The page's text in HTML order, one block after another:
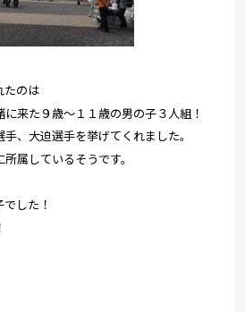
たのは
来た９歳～１１歳の男の子３人組！
、大迫選手を挙げてくれました。
属しているそうです。
した！